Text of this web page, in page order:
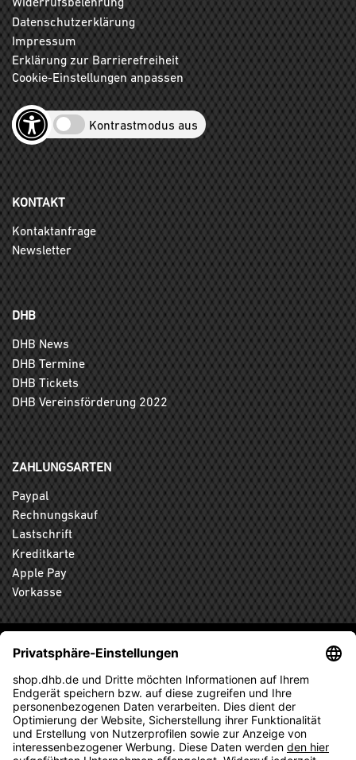
Datenschutzerklärung
Impressum
Erklärung zur Barrierefreiheit
Cookie-Einstellungen anpassen
Kontrastmodus aus
KONTAKT
Kontaktanfrage
Newsletter
DHB
DHB News
DHB Termine
DHB Tickets
DHB Vereinsförderung 2022
ZAHLUNGSARTEN
Paypal
Rechnungskauf
Lastschrift
Kreditkarte
Apple Pay
Vorkasse
ABONNIEREN SIE DEN KOSTENLOSEN DHB-FANSHOP
NEWSLETTER UND VERPASSEN SIE KEINE NEUIGKEIT ODER
AKTION MEHR.
ANMELDEN